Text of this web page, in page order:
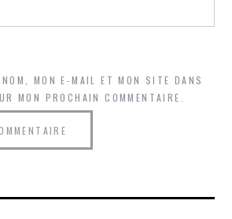
MON E-MAIL ET MON SITE DANS
MON PROCHAIN COMMENTAIRE.